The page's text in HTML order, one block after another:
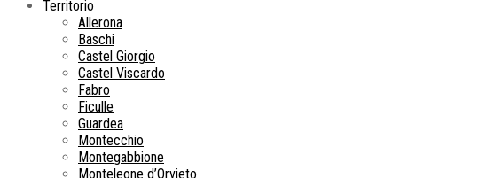
Territorio
Allerona
Baschi
Castel Giorgio
Castel Viscardo
Fabro
Ficulle
Guardea
Montecchio
Montegabbione
Monteleone d’Orvieto